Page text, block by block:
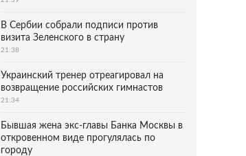
В Сербии собрали подписи против
визита Зеленского в страну
21:38
Украинский тренер отреагировал на
возвращение российских гимнастов
21:34
Бывшая жена экс-главы Банка Москвы в
откровенном виде прогулялась по
городу